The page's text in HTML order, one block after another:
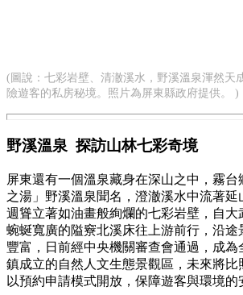
(圖說：七彩岩壁、清澈溪水，野溪溫泉渾然天
險遊客的私房秘境。照片為屏東縣政府提供。 )
野溪溫泉 探訪山林七彩奇境
屏東還有一個溫泉藏身在深山之中，霧台
之湯」野溪溫泉聞名，澄澈溪水中流著延
週聳立著如油畫般絢爛的七彩岩壁，自大
蜿蜒寬廣的隘竂北溪床往上游前行，沿途
豐富，日前經中央機關審查會通過，成
鎮成立的自然人文生態景觀區，未來將比
以預約申請模式開放，保障遊客與環境的